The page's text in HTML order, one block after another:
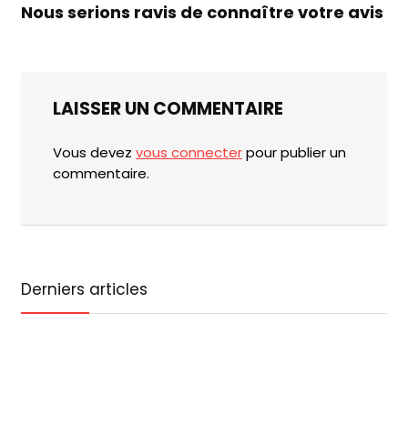
Nous serions ravis de connaître votre avis
LAISSER UN COMMENTAIRE
Vous devez vous connecterpour publier un
commentaire.
Derniers articles